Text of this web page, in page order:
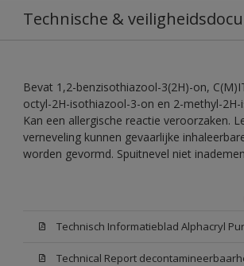
Technische &
Bevat 1,2-benzisothiazool-3(2H)-on,
octyl-2H-isothiazool-3-on en 2-methyl-
Kan een allergische reactie veroorzaken.
verneveling kunnen gevaarlijke
worden gevormd. Spuitnevel niet